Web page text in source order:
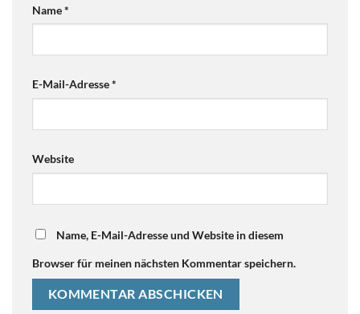
Name*
E-Mail-Adresse*
Website
Name, E-Mail-Adresse und Website in diesem
Browser für meinen nächsten Kommentar speichern.